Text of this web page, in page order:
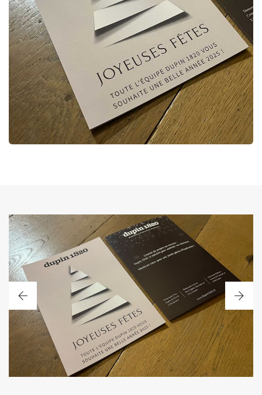
CARTE DE VOEUX